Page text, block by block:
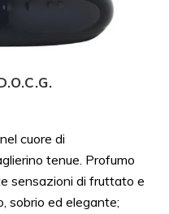
cuore di
tenue. Profumo
sensazioni di fruttato e
sobrio ed elegante;